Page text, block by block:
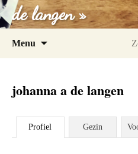
de langen »
Menu
johanna a de langen
Profiel Gezin